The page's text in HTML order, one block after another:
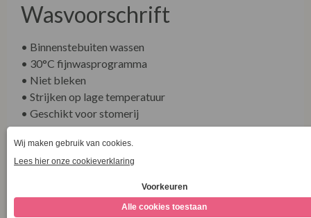
Wasvoorschrift
• Binnenstebuiten wassen
• 30°C fijnwasprogramma
• Niet bleken
• Strijken op lage temperatuur
• Geschikt voor stomerij
• Niet in de droger
• Plat laten drogen
King Louie staat bekend om vrouwelijke silhouetten,